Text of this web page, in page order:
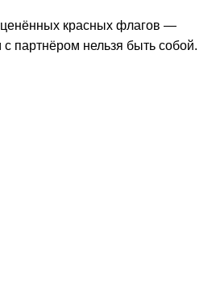
красных флагов —
партнёром нельзя быть собой.